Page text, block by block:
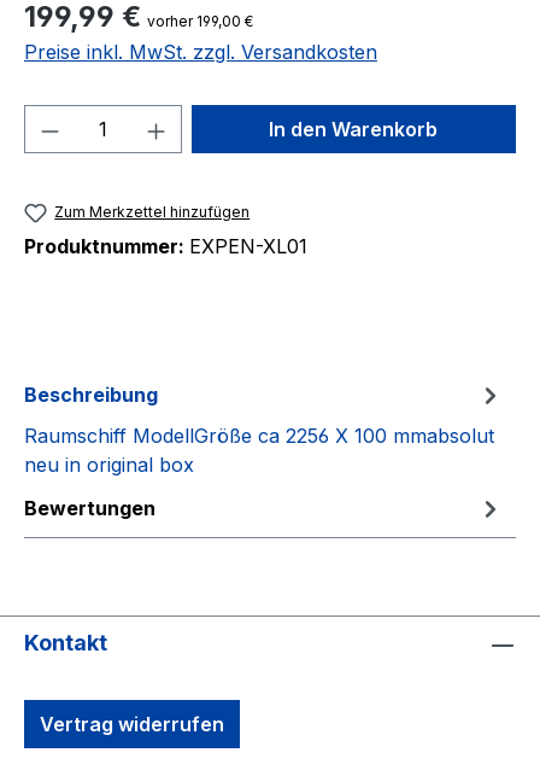
Regulärer Preis:
199,99 € vorher 199,00 €
Preise inkl. MwSt. zzgl. Versandkosten
Produkt Anzahl: Gib denIn den Warenkorb
Zum Merkzettel hinzufügen
Produktnummer: EXPEN-XL01
Beschreibung
Raumschiff ModellGröße ca 2256 X 100 mmabsolut
neu in original box
Bewertungen
Kontakt
Vertrag widerrufen